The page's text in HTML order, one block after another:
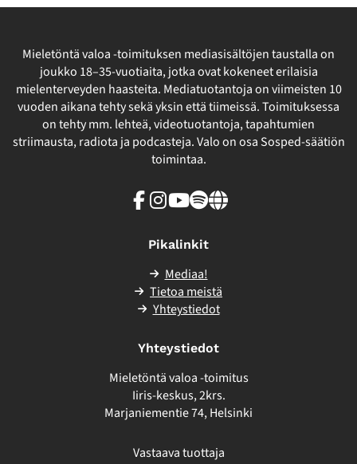
Mieletöntä valoa -toimituksen mediasisältöjen taustalla on
joukko 18–35-vuotiaita, jotka ovat kokeneet erilaisia
mielenterveyden haasteita. Mediatuotantoja on viimeisten 10
vuoden aikana tehty sekä yksin että tiimeissä. Toimituksessa
on tehty mm. lehteä, videotuotantoja, tapahtumien
striimausta, radiota ja podcasteja. Valo on osa Sosped-säätiön
toimintaa.
Facebook
Instagram
Youtube
SpotifyLinkki
Pikalinkit
Mediaa!
Tietoa meistä
Yhteystiedot
Yhteystiedot
Mieletöntä valoa -toimitus
Iiris-keskus, 2krs.
Marjaniementie 74, Helsinki
Vastaava tuottaja